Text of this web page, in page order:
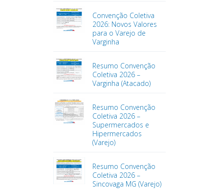
Convenção Coletiva
2026: Novos Valores
para o Varejo de
Varginha
Resumo Convenção
Coletiva 2026 –
Varginha (Atacado)
Resumo Convenção
Coletiva 2026 –
Supermercados e
Hipermercados
(Varejo)
Resumo Convenção
Coletiva 2026 –
Sincovaga MG (Varejo)